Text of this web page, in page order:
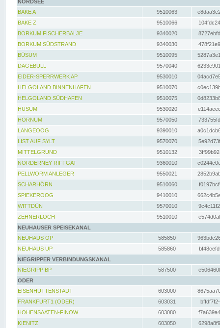
NORDSEE
BAKE A
9510063
BAKE Z
9510066
BORKUM FISCHERBALJE
9340020
BORKUM SÜDSTRAND
9340030
BÜSUM
9510095
DAGEBÜLL
9570040
EIDER-SPERRWERK AP
9530010
HELGOLAND BINNENHAFEN
9510070
HELGOLAND SÜDHAFEN
9510075
HUSUM
9530020
HÖRNUM
9570050
LANGEOOG
9390010
LIST AUF SYLT
9570070
MITTELGRUND
9510132
NORDERNEY RIFFGAT
9360010
PELLWORM ANLEGER
9550021
SCHARHÖRN
9510060
SPIEKEROOG
9410010
WITTDÜN
9570010
ZEHNERLOCH
9510010
NEUHAUSER SPEISEKANAL
NEUHAUS OP
585850
NEUHAUS UP
585860
NIEGRIPPER VERBINDUNGSKANAL
NIEGRIPP BP
587500
ODER
EISENHÜTTENSTADT
603000
FRANKFURT1 (ODER)
603031
HOHENSAATEN-FINOW
603080
KIENITZ
603050